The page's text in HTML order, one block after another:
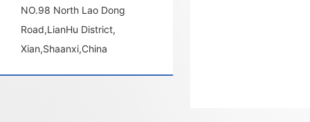
NO.98 North Lao Dong
Road,LianHu District,
Xian,Shaanxi,China